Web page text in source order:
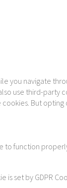
you navigate
use third-
But
function
is set by GDPR